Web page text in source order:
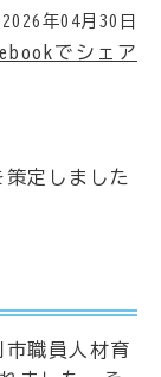
2026年04月30日
策定しました
職員人材育